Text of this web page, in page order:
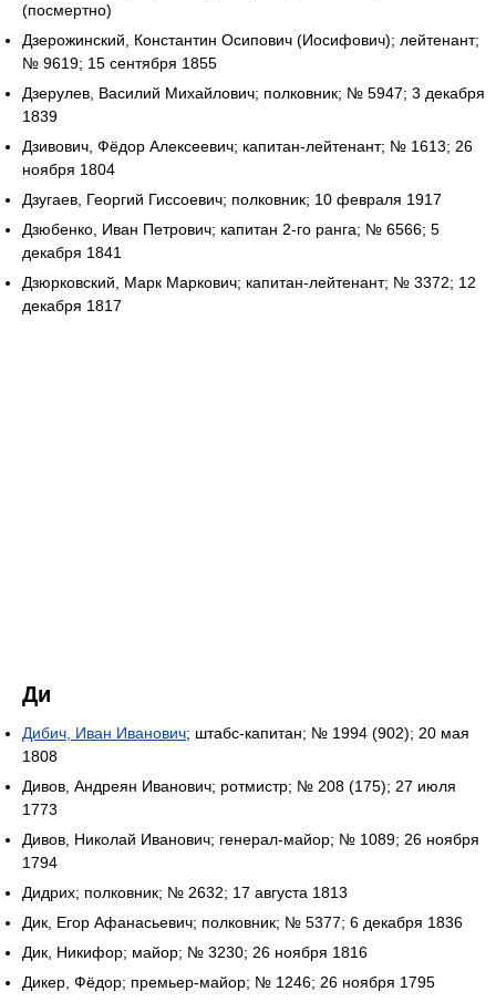
(посмертно)
Дзерожинский, Константин Осипович (Иосифович); лейтенант;
№ 9619; 15 сентября 1855
Дзерулев, Василий Михайлович; полковник; № 5947; 3 декабря
1839
Дзивович, Фёдор Алексеевич; капитан-лейтенант; № 1613; 26
ноября 1804
Дзугаев, Георгий Гиссоевич; полковник; 10 февраля 1917
Дзюбенко, Иван Петрович; капитан 2-го ранга; № 6566; 5
декабря 1841
Дзюрковский, Марк Маркович; капитан-лейтенант; № 3372; 12
декабря 1817
Ди
Дибич, Иван Иванович; штабс-капитан; № 1994 (902); 20 мая
1808
Дивов, Андреян Иванович; ротмистр; № 208 (175); 27 июля
1773
Дивов, Николай Иванович; генерал-майор; № 1089; 26 ноября
1794
Дидрих; полковник; № 2632; 17 августа 1813
Дик, Егор Афанасьевич; полковник; № 5377; 6 декабря 1836
Дик, Никифор; майор; № 3230; 26 ноября 1816
Дикер, Фёдор; премьер-майор; № 1246; 26 ноября 1795